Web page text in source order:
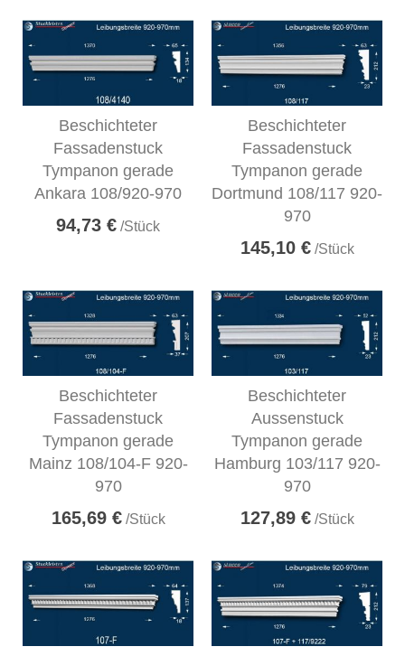
Beschichteter
Fassadenstuck
Tympanon gerade
Ankara 108/920-970
94,73 € /Stück
Beschichteter
Fassadenstuck
Tympanon gerade
Dortmund 108/117 920-
970
145,10 €/Stück
Beschichteter
Fassadenstuck
Tympanon gerade
Mainz 108/104-F 920-
970
165,69 €/Stück
Beschichteter
Aussenstuck
Tympanon gerade
Hamburg 103/117 920-
970
127,89 €/Stück